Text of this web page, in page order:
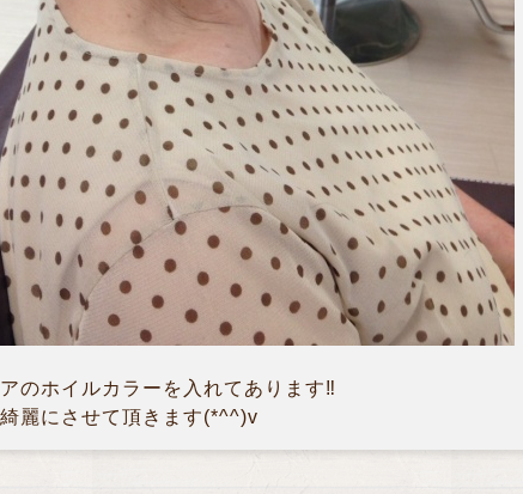
のホイルカラーを入れてあります‼︎
麗にさせて頂きます(*^^)v